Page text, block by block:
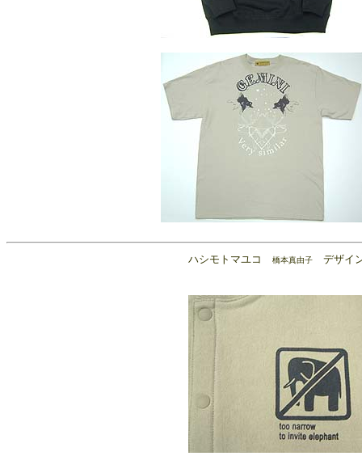
ハシモトマユコ 橋本真由子 デザイ